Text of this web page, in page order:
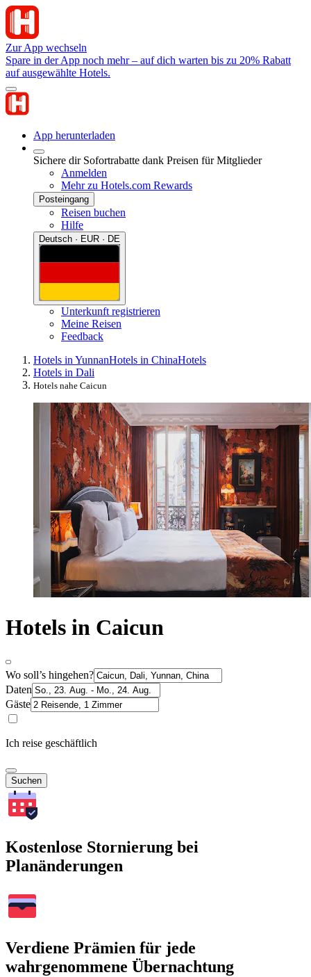
Zur App wechseln
Spare in der App noch mehr – auf dich warten bis zu 20% Rabatt
auf ausgewählte Hotels.
App herunterladen
Sichere dir Sofortrabatte dank Preisen für Mitglieder
Anmelden
Mehr zu Hotels.com Rewards
Posteingang
Reisen buchen
Hilfe
Deutsch · EUR · DE
Unterkunft registrieren
Meine Reisen
Feedback
Hotels in YunnanHotels in ChinaHotels
Hotels in Dali
Hotels nahe Caicun
Hotels in Caicun
Wo soll’s hingehen?
Daten
Gäste
Ich reise geschäftlich
Suchen
Kostenlose Stornierung bei
Planänderungen
Verdiene Prämien für jede
wahrgenommene Übernachtung